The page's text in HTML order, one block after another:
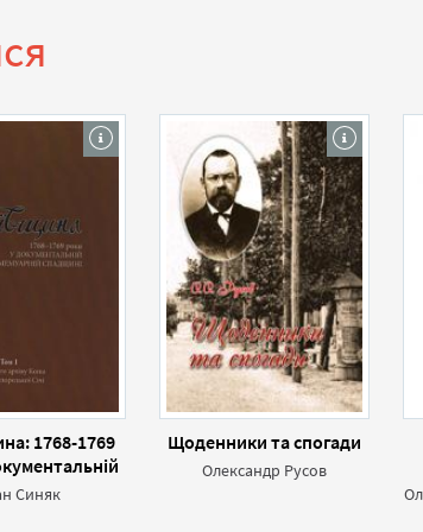
1768-1769
спадщині.
Синяк
Щоденники та спогади
Олександр Русов